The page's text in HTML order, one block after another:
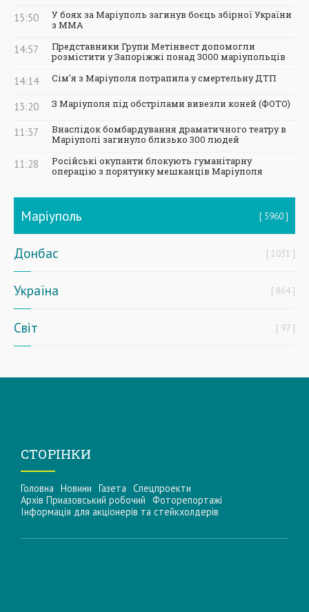
15:50
У боях за Маріуполь загинув боєць збірної України
з ММА
14:57
Представники Групи Метінвест допомогли
розмістити у Запоріжжі понад 3000 маріупольців
14:14 Сім'я з Маріуполя потрапила у смертельну ДТП
13:20 З Маріуполя під обстрілами вивезли коней (ФОТО)
11:37
Внаслідок бомбардування драматичного театру в
Маріуполі загинуло близько 300 людей
11:28
Російські окупанти блокують гуманітарну
операцію з порятунку мешканців Маріуполя
Маріуполь 5960
Донбас 1031
Україна 864
Світ 97
СТОРІНКИ
Головна Новини Газета Спецпроекти
Архів Приазовський робочий Фоторепортажі
Інформацiя для акцiонерiв та стейкхолдерiв